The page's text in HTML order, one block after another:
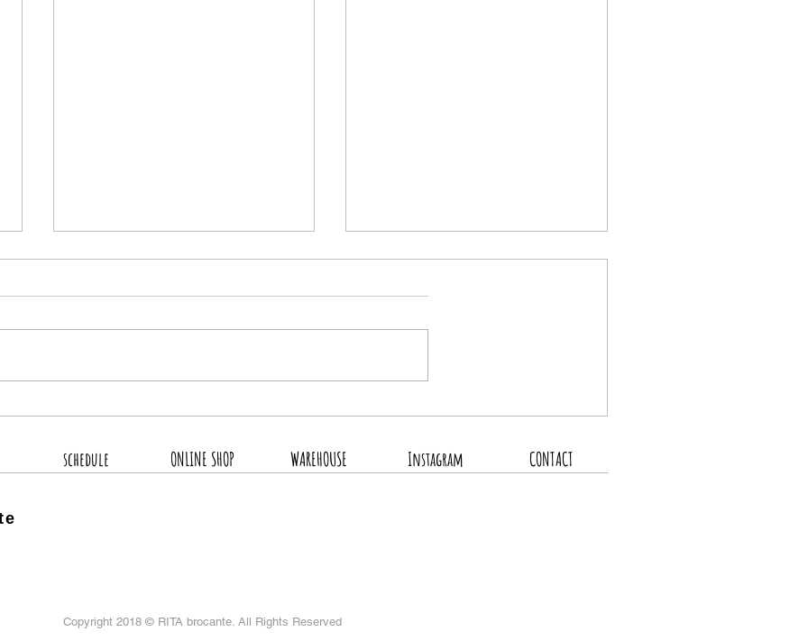
8月の営業スケジュール
schedule ONLINE SHOP WAREHOUSE Instagram CONTACT
Copyright 2018 © RITA brocante. All Rights Reserved